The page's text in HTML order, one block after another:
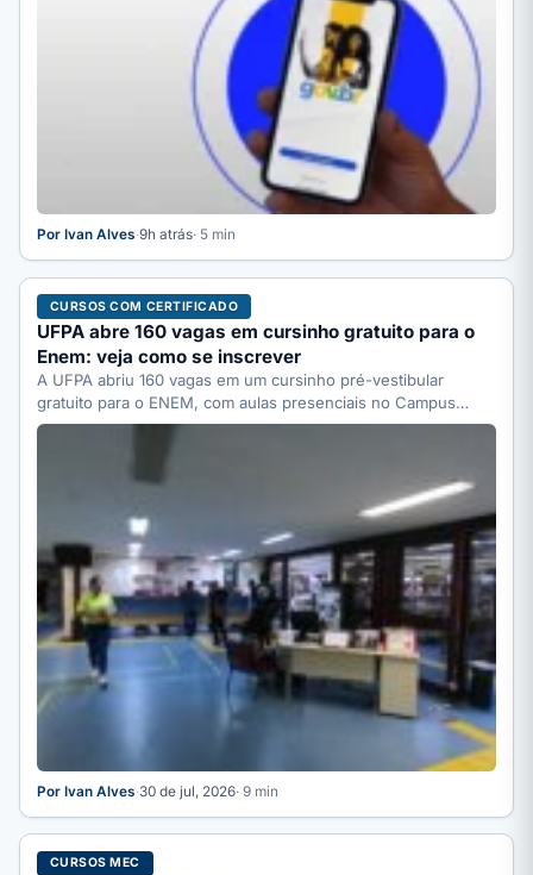
Por Ivan Alves·9h atrás· 5 min
CURSOS COM CERTIFICADO
UFPA abre 160 vagas em cursinho gratuito para o
Enem: veja como se inscrever
A UFPA abriu 160 vagas em um cursinho pré-vestibular
gratuito para o ENEM, com aulas presenciais no Campus…
Por Ivan Alves·30 de jul, 2026· 9 min
CURSOS MEC